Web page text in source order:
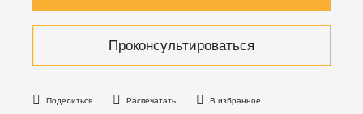
Поделиться Распечатать В избранное
Проконсультироваться